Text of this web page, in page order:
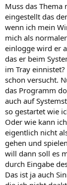
Muss das Thema
eingestellt das
wenn ich mein
mich als
einlogge wird er
das er beim
im Tray
schon versucht.
das Programm
auch auf
so gestartet wie
Oder wie kann
eigentlich nicht
gehen und
will dann soll es
durch Eingabe
Das ist ja auch